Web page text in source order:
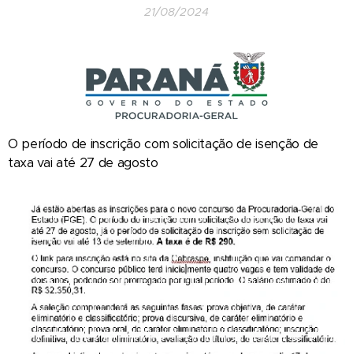
21/08/2024
O período de inscrição com solicitação de isenção de
taxa vai até 27 de agosto